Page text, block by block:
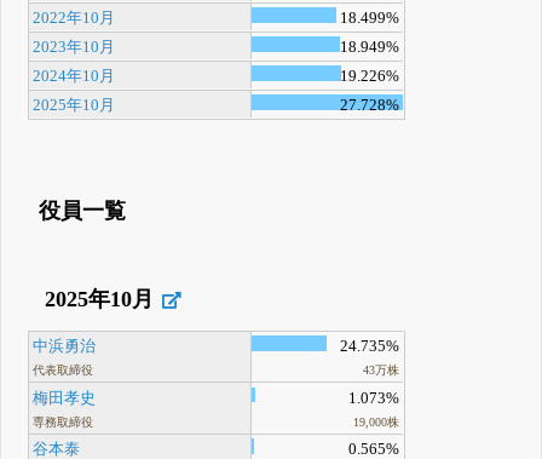
2022年10月
18.499%
2023年10月
18.949%
2024年10月
19.226%
2025年10月
27.728%
役員一覧
2025年10月
中浜勇治
代表取締役
24.735%
43万株
梅田孝史
専務取締役
1.073%
19,000株
谷本泰 0.565%